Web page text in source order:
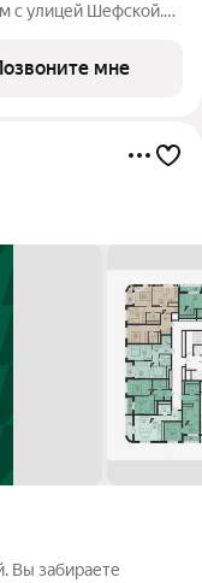
с улицей Шефской.
сад №440,
мне
Вы забираете